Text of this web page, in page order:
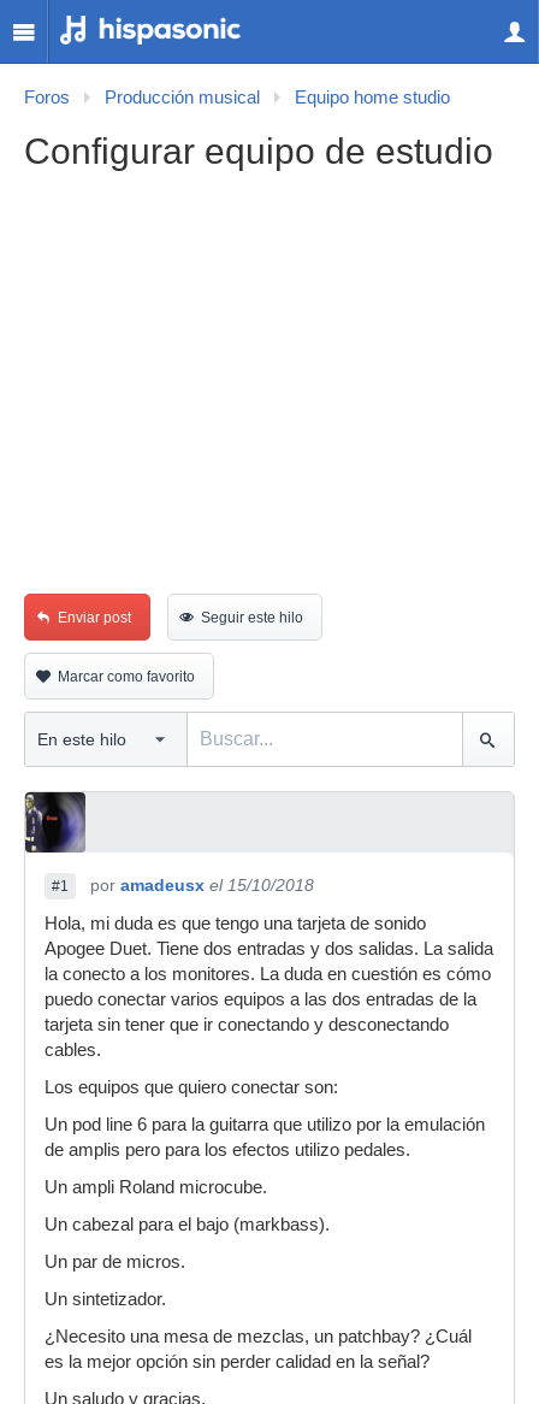
Foros Producción musical Equipo home studio
Configurar equipo de estudio
Enviar post Seguir este hilo
Marcar como favorito
#1 por amadeusx el 15/10/2018
Hola, mi duda es que tengo una tarjeta de sonido
Apogee Duet. Tiene dos entradas y dos salidas. La salida
la conecto a los monitores. La duda en cuestión es cómo
puedo conectar varios equipos a las dos entradas de la
tarjeta sin tener que ir conectando y desconectando
cables.
Los equipos que quiero conectar son:
Un pod line 6 para la guitarra que utilizo por la emulación
de amplis pero para los efectos utilizo pedales.
Un ampli Roland microcube.
Un cabezal para el bajo (markbass).
Un par de micros.
Un sintetizador.
¿Necesito una mesa de mezclas, un patchbay? ¿Cuál
es la mejor opción sin perder calidad en la señal?
Un saludo y gracias.